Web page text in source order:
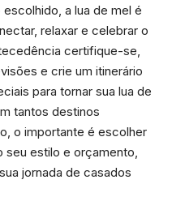
a lua de mel é
relaxar e celebrar o
certifique-se,
e crie um itinerário
para tornar sua lua de
tantos destinos
o importante é escolher
seu estilo e orçamento,
jornada de casados